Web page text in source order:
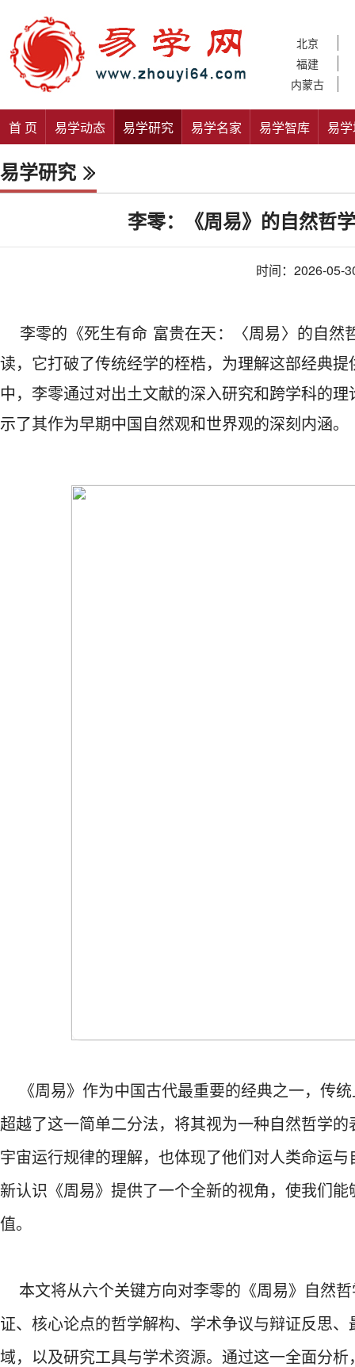
北京
福建
内蒙古
首 页 易学动态 易学研究 易学名家 易学智库 易
易学研究
李零：《周易》的自然哲
时间：2026-05-
李零的《死生有命 富贵在天：〈周易〉的自然
读，它打破了传统经学的桎梏，为理解这部经典
中，李零通过对出土文献的深入研究和跨学科的
示了其作为早期中国自然观和世界观的深刻内涵。
《周易》作为中国古代最重要的经典之一，传
超越了这一简单二分法，将其视为一种自然哲学
宇宙运行规律的理解，也体现了他们对人类命运
新认识《周易》提供了一个全新的视角，使我们
值。
本文将从六个关键方向对李零的《周易》自然
证、核心论点的哲学解构、学术争议与辩证反思
域，以及研究工具与学术资源。通过这一全面分